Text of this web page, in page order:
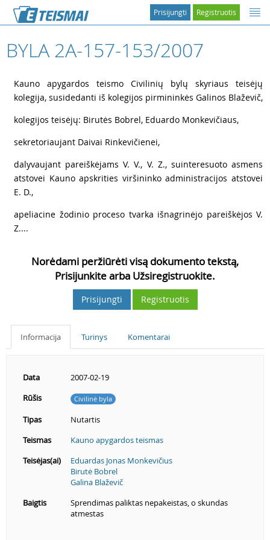
Registruotis
Prisijungti
BYLA 2A-157-153/2007
Kauno apygardos teismo Civilinių bylų skyriaus teisėjų
kolegija, susidedanti iš kolegijos pirmininkės Galinos Blaževič,
kolegijos teisėjų: Birutės Bobrel, Eduardo Monkevičiaus,
sekretoriaujant Daivai Rinkevičienei,
dalyvaujant pareiškėjamsV. V., V. Z., suinteresuoto asmens
atstovei Kauno apskrities viršininko administracijos atstovei
E. D.,
apeliacine žodinio proceso tvarka išnagrinėjo pareiškėjos V.
Z....
Norėdami peržiūrėti visą dokumento tekstą,
Prisijunkite arba Užsiregistruokite.
Prisijungti Registruotis
Informacija Turinys Komentarai
Data
2007-02-19
Rūšis
Civilinė byla
Tipas
Nutartis
Teismas
Kauno apygardos teismas
Teisėjas(ai)
Eduardas Jonas Monkevičius
Birutė Bobrel
Galina Blaževič
Baigtis
Sprendimas paliktas nepakeistas, o skundas
atmestas